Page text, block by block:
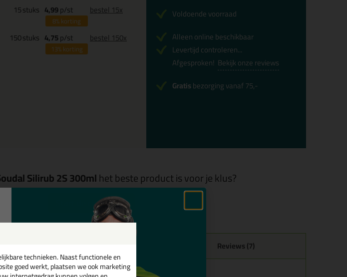
15stuks 4,99p/st
8%korting
bestel 15x
150stuks 4,75p/st
13%korting
bestel 150x
Voldoende voorraad
Alleen online beschikbaar
Levertijd controleren...
Afgesproken! Bekijk onze reviews
Gratisbezorging vanaf 75,-
Silirub 2S 300mlhet beste product is voor je klus?
Start de check
Reviews (7)
technieken. Naast functionele en
goed werkt, plaatsen we ook marketing